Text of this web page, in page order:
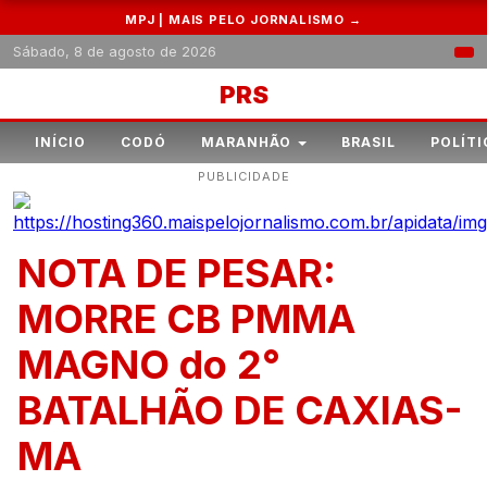
MPJ | MAIS PELO JORNALISMO →
Sábado, 8 de agosto de 2026
PRS
INÍCIO CODÓ MARANHÃO BRASIL
PUBLICIDADE
NOTA DE PESAR:
MORRE CB PMMA
MAGNO do 2°
BATALHÃO DE CAXIAS-
MA